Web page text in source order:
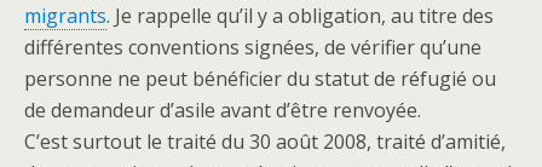
migrants. Je rappelle qu’il y a obligation, au titre des
différentes conventions signées, de vérifier qu’une
personne ne peut bénéficier du statut de réfugié ou
de demandeur d’asile avant d’être renvoyée.
C’est surtout le traité du 30 août 2008, traité d’amitié,